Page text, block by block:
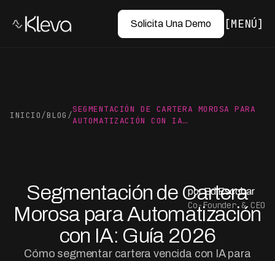
Solicita Una Demo MENÚ
INICIO/BLOG /
SEGMENTACIÓN DE CARTERA MOROSA PARA
AUTOMATIZACIÓN CON IA…
Segmentación de Cartera
Morosa para Automatización
con IA: Guía 2026
Cómo segmentar cartera vencida con IA para
por Ed Escobar
Co-Founder & CEO